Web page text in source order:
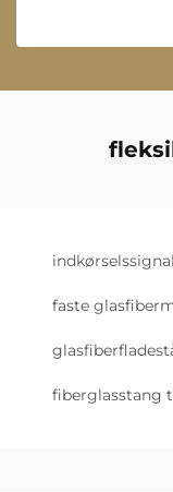
faste
fiberglasstang